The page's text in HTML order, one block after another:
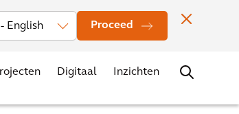
Proceed
Vestigingen Contact
Digitaal Inzichten